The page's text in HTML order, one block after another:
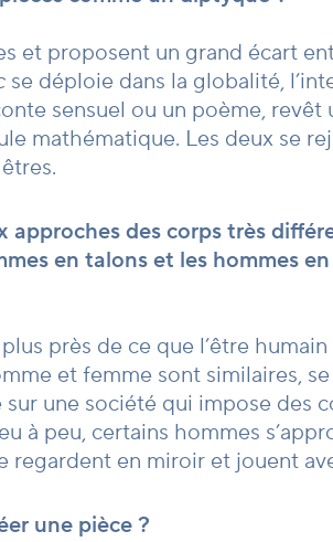
et proposent un grand écart
se déploie dans la globalité,
sensuel ou un poème,
mathématique. Les deux se
des corps très
en talons et les hommes
près de ce que l’être
et femme sont similaires,
sur une société qui impose des
à peu, certains hommes
regardent en miroir et jouent
une pièce ?